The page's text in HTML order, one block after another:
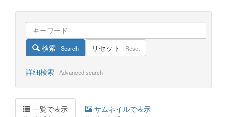
検索 Search リセット Reset
詳細検索 Advanced search
一覧で表示 サムネイルで表示